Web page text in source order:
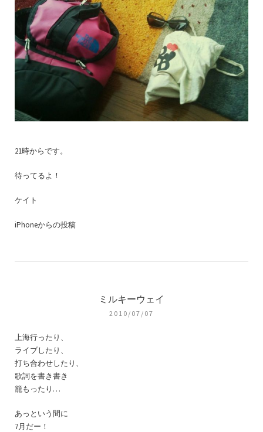
21時からです。
待ってるよ！
ケイト
iPhoneからの投稿
ミルキーウェイ
2010/07/07
上海行ったり、
ライブしたり、
打ち合わせしたり、
歌詞を書き書き
籠もったり…
あっという間に
7月だー！